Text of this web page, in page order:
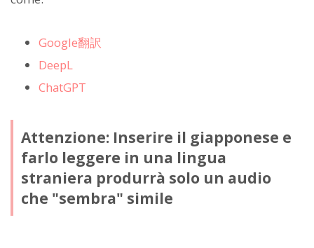
Google翻訳
DeepL
ChatGPT
Attenzione: Inserire il giapponese e
farlo leggere in una lingua
straniera produrrà solo un audio
che "sembra" simile